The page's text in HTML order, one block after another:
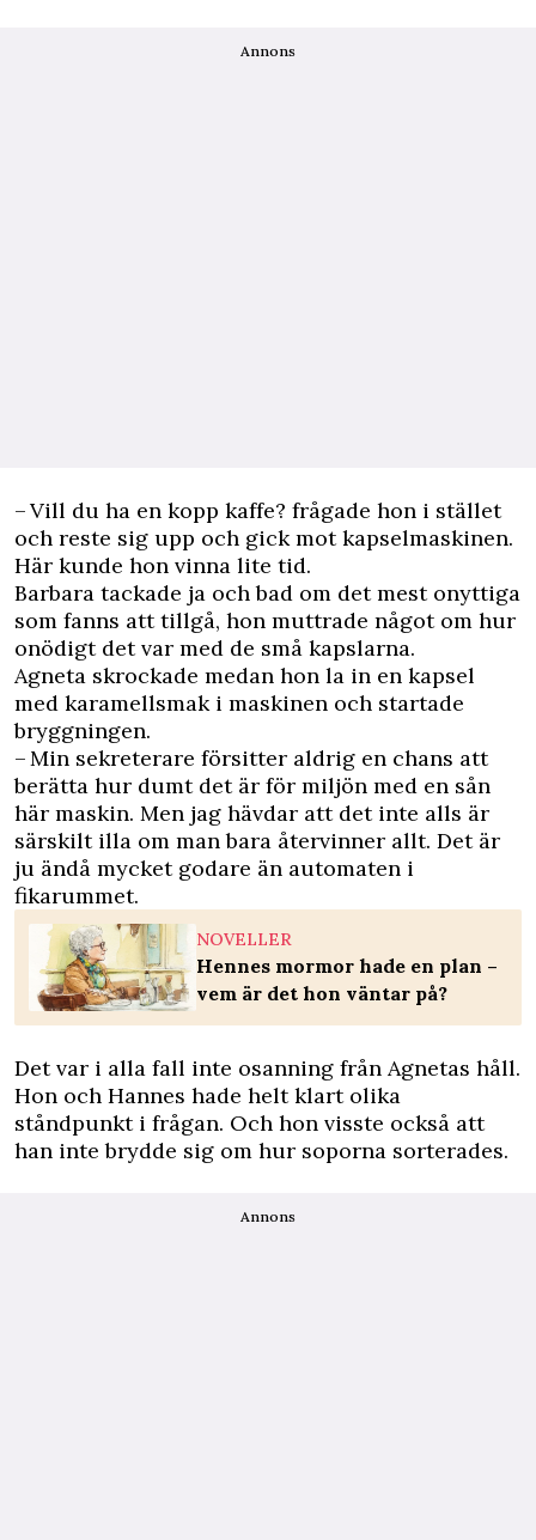
Annons
– Vill du ha en kopp kaffe? frågade hon i stället
och reste sig upp och gick mot kapselmaskinen.
Här kunde hon vinna lite tid.
Barbara tackade ja och bad om det mest onyttiga
som fanns att tillgå, hon muttrade något om hur
onödigt det var med de små kapslarna.
Agneta skrockade medan hon la in en kapsel
med karamellsmak i maskinen och startade
bryggningen.
– Min sekreterare försitter aldrig en chans att
berätta hur dumt det är för miljön med en sån
här maskin. Men jag hävdar att det inte alls är
särskilt illa om man bara återvinner allt. Det är
ju ändå mycket godare än automaten i
fikarummet.
NOVELLER
Hennes mormor hade en plan –
vem är det hon väntar på?
Det var i alla fall inte osanning från Agnetas håll.
Hon och Hannes hade helt klart olika
ståndpunkt i frågan. Och hon visste också att
han inte brydde sig om hur soporna sorterades.
Annons